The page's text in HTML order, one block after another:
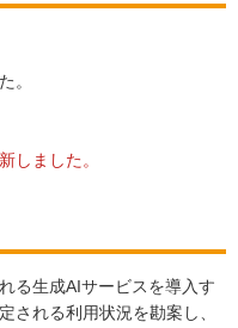
。
しました。
る生成AIサービスを導入す
される利用状況を勘案し、